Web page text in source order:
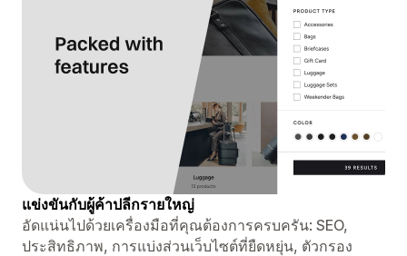
แข่งขันกับผู้ค้าปลีกรายใหญ่
อัดแน่นไปด้วยเครื่องมือที่คุณต้องการครบครัน: SEO,
ประสิทธิภาพ, การแบ่งส่วนเว็บไซต์ที่ยืดหยุ่น, ตัวกรอง